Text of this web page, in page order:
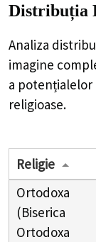
Distribuția
Analiza
imagine
a
religioase.
Religie
Ortodoxa
(Biserica
Ortodoxa